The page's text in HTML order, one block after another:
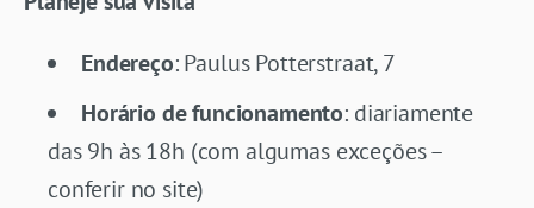
Endereço: Paulus Potterstraat, 7
Horário de funcionamento: diariamente
das 9h às 18h (com algumas exceções –
conferir no site)